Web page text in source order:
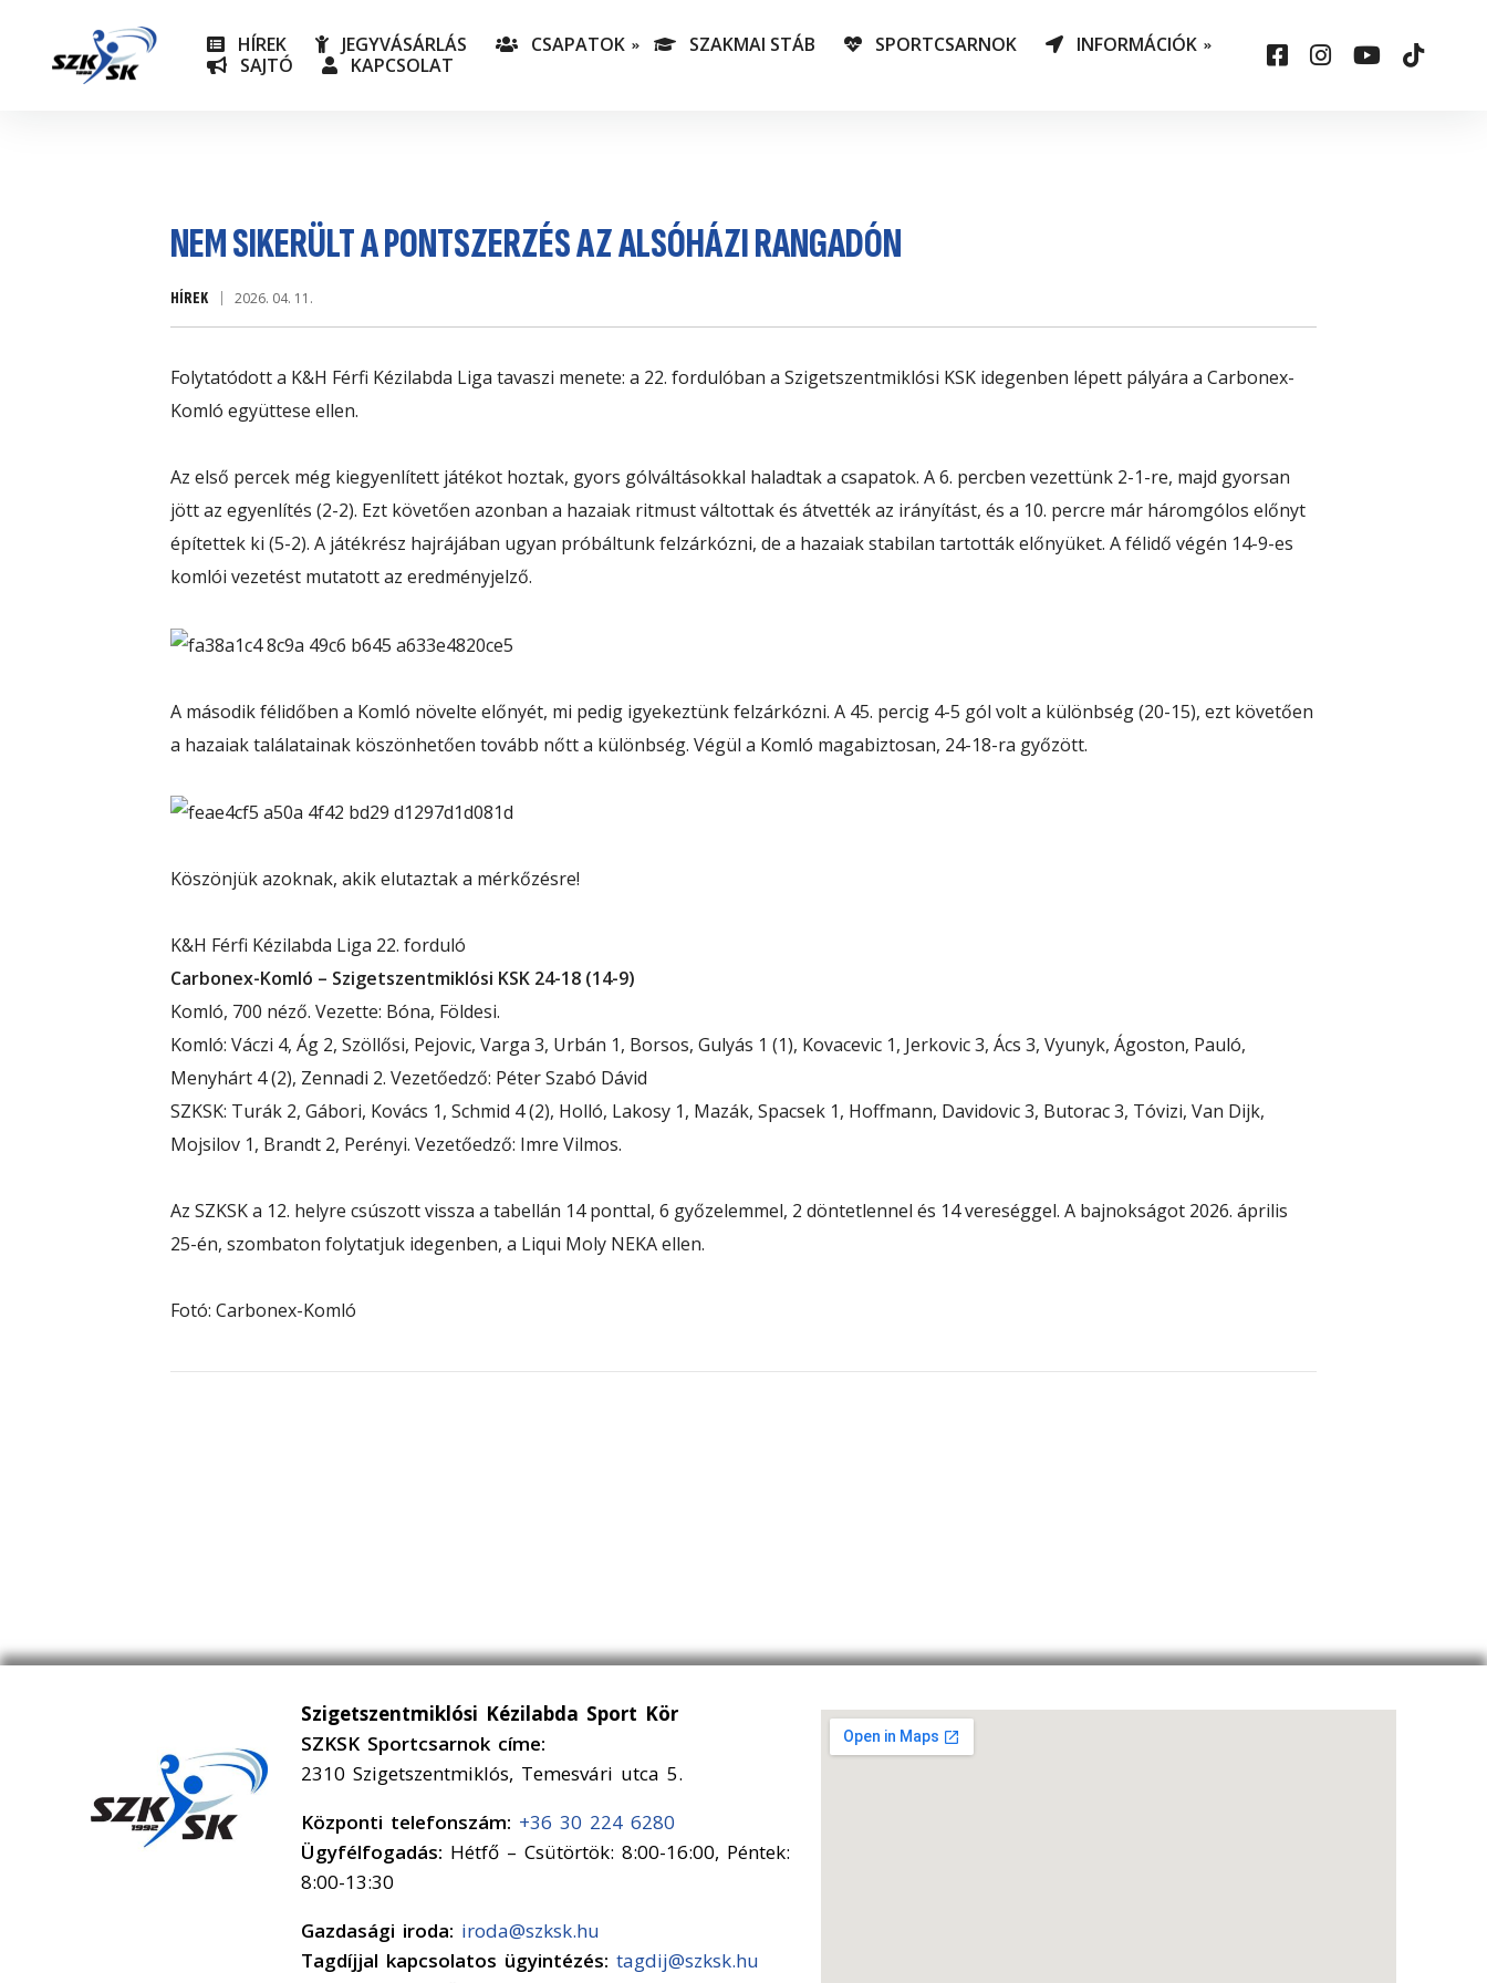
HÍREK JEGYVÁSÁRLÁS CSAPATOK SZAKMAI STÁB SPORTCSARNOK INFORMÁCIÓK
SAJTÓ KAPCSOLAT
NEM SIKERÜLT A PONTSZERZÉS AZ ALSÓHÁZI RANGADÓN
HÍREK 2026. 04. 11.
Folytatódott a K&H Férfi Kézilabda Liga tavaszi menete: a 22. fordulóban a Szigetszentmiklósi KSK idegenben lépett pályára a Carbonex-
Komló együttese ellen.
Az első percek még kiegyenlített játékot hoztak, gyors gólváltásokkal haladtak a csapatok. A 6. percben vezettünk 2-1-re, majd gyorsan
jött az egyenlítés (2-2). Ezt követően azonban a hazaiak ritmust váltottak és átvették az irányítást, és a 10. percre már háromgólos előnyt
építettek ki (5-2). A játékrész hajrájában ugyan próbáltunk felzárkózni, de a hazaiak stabilan tartották előnyüket. A félidő végén 14-9-es
komlói vezetést mutatott az eredményjelző.
A második félidőben a Komló növelte előnyét, mi pedig igyekeztünk felzárkózni. A 45. percig 4-5 gól volt a különbség (20-15), ezt követően
a hazaiak találatainak köszönhetően tovább nőtt a különbség. Végül a Komló magabiztosan, 24-18-ra győzött.
Köszönjük azoknak, akik elutaztak a mérkőzésre!
K&H Férfi Kézilabda Liga 22. forduló
Carbonex-Komló – Szigetszentmiklósi KSK 24-18 (14-9)
Komló, 700 néző. Vezette: Bóna, Földesi.
Komló: Váczi 4, Ág 2, Szöllősi, Pejovic, Varga 3, Urbán 1, Borsos, Gulyás 1 (1), Kovacevic 1, Jerkovic 3, Ács 3, Vyunyk, Ágoston, Pauló,
Menyhárt 4 (2), Zennadi 2. Vezetőedző: Péter Szabó Dávid
SZKSK: Turák 2, Gábori, Kovács 1, Schmid 4 (2), Holló, Lakosy 1, Mazák, Spacsek 1, Hoffmann, Davidovic 3, Butorac 3, Tóvizi, Van Dijk,
Mojsilov 1, Brandt 2, Perényi. Vezetőedző: Imre Vilmos.
Az SZKSK a 12. helyre csúszott vissza a tabellán 14 ponttal, 6 győzelemmel, 2 döntetlennel és 14 vereséggel. A bajnokságot 2026. április
25-én, szombaton folytatjuk idegenben, a Liqui Moly NEKA ellen.
Fotó: Carbonex-Komló
Szigetszentmiklósi Kézilabda Sport Kör
SZKSK Sportcsarnok címe:
2310 Szigetszentmiklós, Temesvári utca 5.
Központi telefonszám: +36 30 224 6280
Ügyfélfogadás: Hétfő – Csütörtök: 8:00-16:00, Péntek:
8:00-13:30
Gazdasági iroda: iroda@szksk.hu
Tagdíjjal kapcsolatos ügyintézés: tagdij@szksk.hu